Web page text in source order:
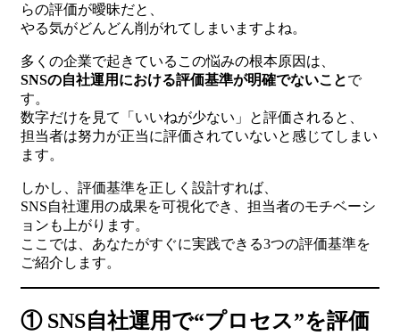
らの評価が曖昧だと、
やる気がどんどん削がれてしまいますよね。
多くの企業で起きているこの悩みの根本原因は、
SNSの自社運用における評価基準が明確でないことで
す。
数字だけを見て「いいねが少ない」と評価されると、
担当者は努力が正当に評価されていないと感じてしまい
ます。
しかし、評価基準を正しく設計すれば、
SNS自社運用の成果を可視化でき、担当者のモチベーシ
ョンも上がります。
ここでは、あなたがすぐに実践できる3つの評価基準を
ご紹介します。
① SNS自社運用で“プロセス”を評価